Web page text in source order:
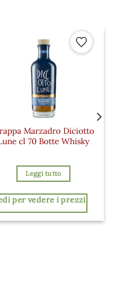
Marzadro Diciotto
cl 70 Botte Whisky
Leggi tutto
per vedere i prezzi